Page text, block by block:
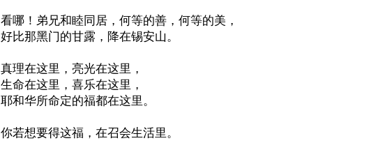
看哪！弟兄和睦同居，何等的善，何等的美，
好比那黑门的甘露，降在锡安山。
真理在这里，亮光在这里，
生命在这里，喜乐在这里，
耶和华所命定的福都在这里。
你若想要得这福，在召会生活里。